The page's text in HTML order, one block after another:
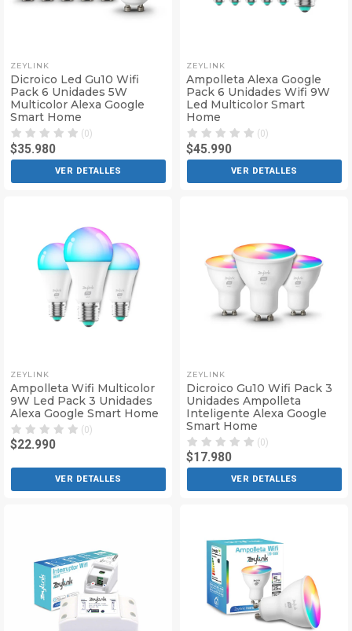
ZEYLINK
Dicroico Led Gu10 Wifi
Pack 6 Unidades 5W
Multicolor Alexa Google
Smart Home
(0)
$35.980
VER DETALLES
ZEYLINK
Ampolleta Alexa Google
Pack 6 Unidades Wifi 9W
Led Multicolor Smart
Home
(0)
$45.990
VER DETALLES
ZEYLINK
Ampolleta Wifi Multicolor
9W Led Pack 3 Unidades
Alexa Google Smart Home
(0)
$22.990
VER DETALLES
ZEYLINK
Dicroico Gu10 Wifi Pack 3
Unidades Ampolleta
Inteligente Alexa Google
Smart Home
(0)
$17.980
VER DETALLES